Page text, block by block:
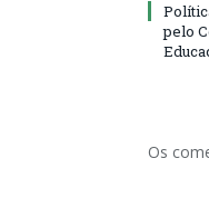
pelo
Os